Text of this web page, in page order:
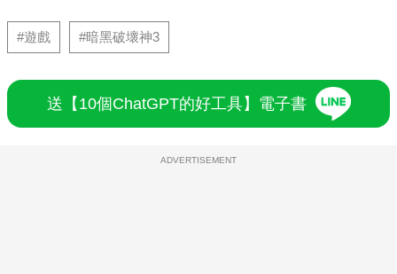
#遊戲 #暗黑破壞神3
送【10個ChatGPT的好工具】電子書
ADVERTISEMENT